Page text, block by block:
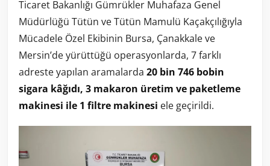
Ticaret Bakanlığı Gümrükler Muhafaza Genel
Müdürlüğü Tütün ve Tütün Mamulü Kaçakçılığıyla
Mücadele Özel Ekibinin Bursa, Çanakkale ve
Mersin’de yürüttüğü operasyonlarda, 7 farklı
adreste yapılan aramalarda 20 bin 746 bobin
sigara kâğıdı, 3 makaron üretim ve paketleme
makinesi ile 1 filtre makinesi ele geçirildi.